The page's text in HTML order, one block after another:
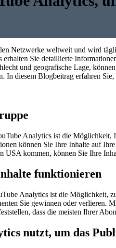
Netzwerke weltweit und wird
Sie detaillierte
und geografische Lage,
In diesem Blogbeitrag erfahren
Analytics ist die Möglichkeit,
können Sie Ihre Inhalte auf
USA kommen, können Sie Ihre
funktionieren
Analytics ist die Möglichkeit,
Sie gewinnen oder verlieren.
dass die meisten Ihrer
nutzt, um das